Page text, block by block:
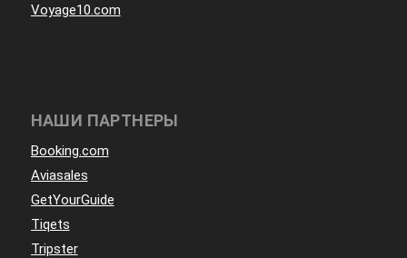
Voyage10.com
НАШИ ПАРТНЕРЫ
Booking.com
Aviasales
GetYourGuide
Tiqets
Tripster